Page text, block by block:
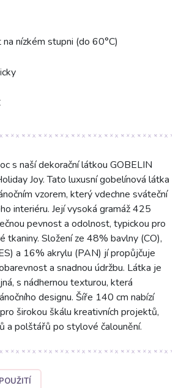
nízkém stupni (do 60°C)
s naší dekorační látkou GOBELIN
Joy. Tato luxusní gobelínová látka
vzorem, který vdechne sváteční
interiéru. Její vysoká gramáž 425
pevnost a odolnost, typickou pro
tkaniny. Složení ze 48% bavlny (CO),
a 16% akrylu (PAN) jí propůjčuje
a snadnou údržbu. Látka je
s nádhernou texturou, která
designu. Šíře 140 cm nabízí
širokou škálu kreativních projektů,
a polštářů po stylové čalounění.